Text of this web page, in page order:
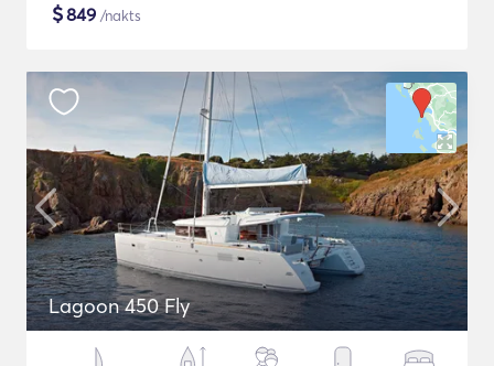
$849 /nakts
Lagoon 450 Fly